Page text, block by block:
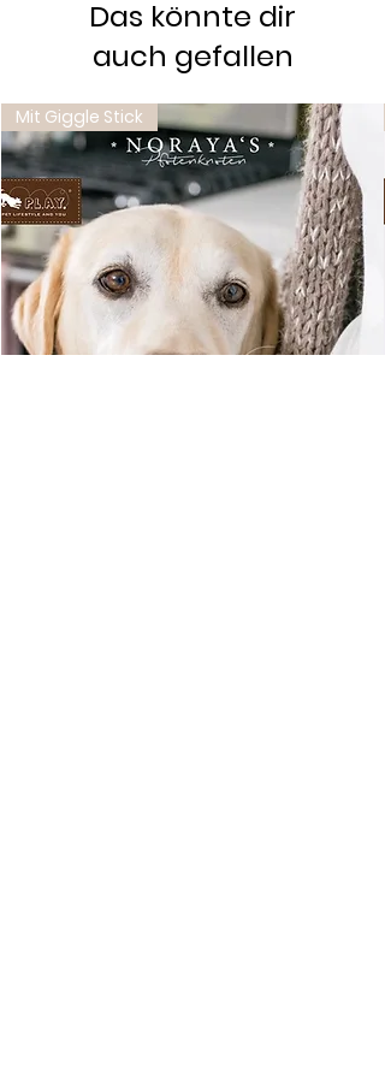
Das könnte dir
auch gefallen
Mit Giggle Stick